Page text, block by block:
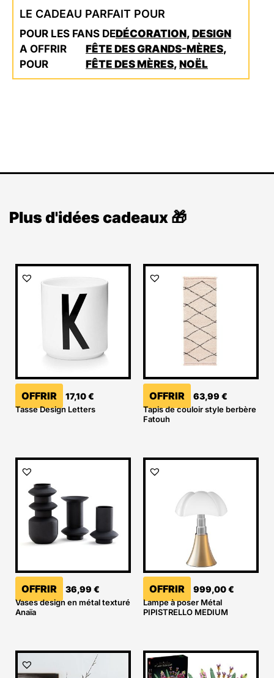
LE CADEAU PARFAIT POUR
POUR LES FANS DEDÉCORATION, DESIGN
A OFFRIR
POUR
FÊTE DES GRANDS-MÈRES,
FÊTE DES MÈRES, NOËL
Plus d'idées cadeaux 🎁
OFFRIR 17,10€
Tasse Design Letters
OFFRIR 63,99 €
Tapis de couloir style berbère
Fatouh
OFFRIR 36,99 €
Vases design en métal texturé
Anaïa
OFFRIR 999,00€
Lampe à poser Métal
PIPISTRELLO MEDIUM